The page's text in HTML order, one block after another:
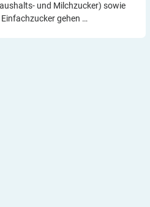
und Milchzucker) sowie
gehen …